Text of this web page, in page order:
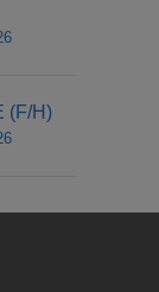
(F/H)